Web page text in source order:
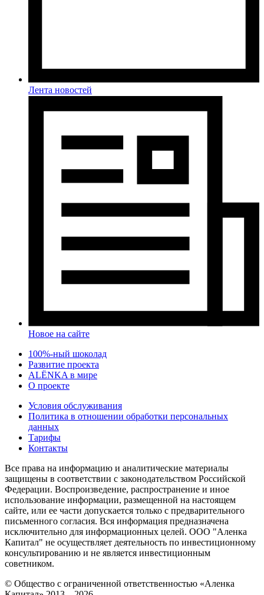
Лента новостей
Новое на сайте
100%-ный шоколад
Развитие проекта
ALЁNKA в мире
О проекте
Условия обслуживания
Политика в отношении обработки персональных
данных
Тарифы
Контакты
Все права на информацию и аналитические материалы
защищены в соответствии с законодательством Российской
Федерации. Воспроизведение, распространение и иное
использование информации, размещенной на настоящем
сайте, или ее части допускается только с предварительного
письменного согласия. Вся информация предназначена
исключительно для информационных целей. ООО "Аленка
Капитал" не осуществляет деятельность по инвестиционному
консультированию и не является инвестиционным
советником.
© Общество с ограниченной ответственностью «Аленка